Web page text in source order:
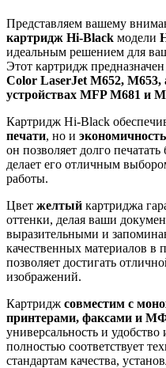
Представляем вашему
картридж Hi-Black модели
идеальным решением для
Этот картридж
Color LaserJet M652,
устройствах MFP M681 и
Картридж Hi-Black
печати, но и экономичность
он позволяет долго
делает его отличным
работы.
Цвет желтый картриджа
оттенки, делая ваши
выразительными и
качественных материалов в
позволяет достигать
изображений.
Картридж совместим с
принтерами, факсами и
универсальность и
полностью соответствует
стандартам качества,